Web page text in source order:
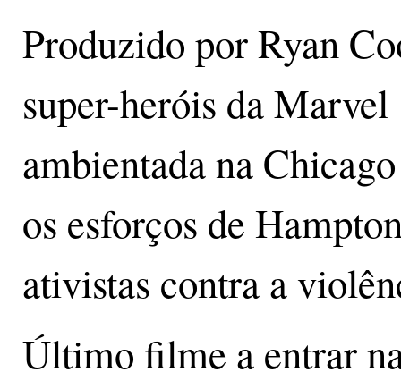
Produzido por Ryan
super-heróis da
ambientada na
os esforços de
ativistas contra a
Último filme a entrar